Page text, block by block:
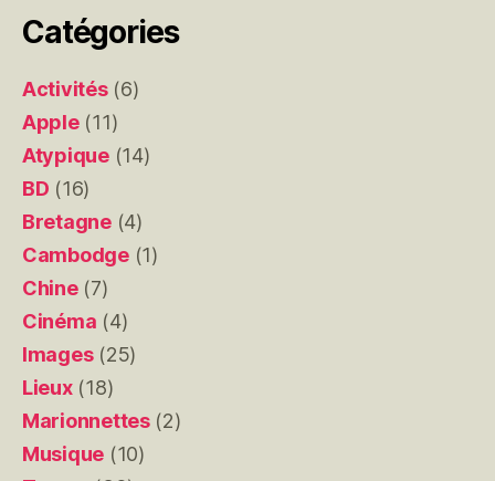
Catégories
Activités(6)
Apple(11)
Atypique(14)
BD (16)
Bretagne(4)
Cambodge(1)
Chine(7)
Cinéma (4)
Images(25)
Lieux(18)
Marionnettes(2)
Musique (10)